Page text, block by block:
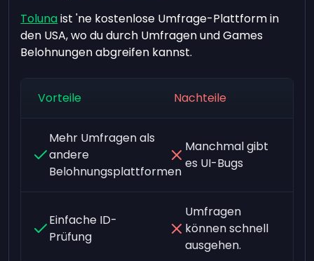
Tolunaist 'ne kostenlose Umfrage-Plattform in
den USA, wo du durch Umfragen und Games
Belohnungen abgreifen kannst.
Vorteile Nachteile
Mehr Umfragen als
andere
Belohnungsplattformen
Manchmal gibt
es UI-Bugs
Einfache ID-
Prüfung
Umfragen
können schnell
ausgehen.